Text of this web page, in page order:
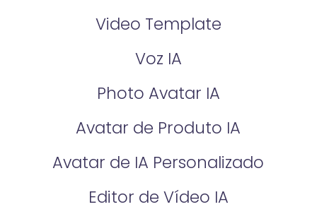
Video Template
Voz IA
Photo Avatar IA
Avatar de Produto IA
Avatar de IA Personalizado
Editor de Vídeo IA